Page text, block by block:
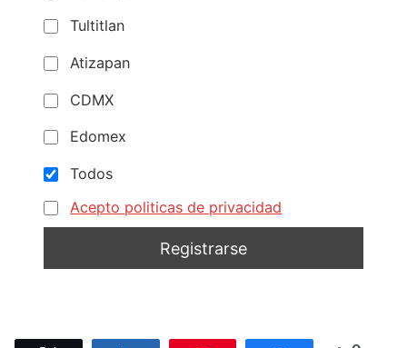
Tultitlan
Atizapan
CDMX
Edomex
Todos
Acepto politicas de privacidad